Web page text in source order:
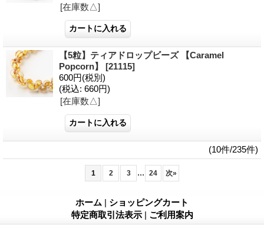
[在庫数△]
【5粒】ティアドロップビーズ 【Caramel
Popcorn】 [21115]
600円(税別)
(税込: 660円)
[在庫数△]
(10件/235件)
1 2 3 ... 24 次»
ホーム | ショッピングカート
特定商取引法表示 | ご利用案内